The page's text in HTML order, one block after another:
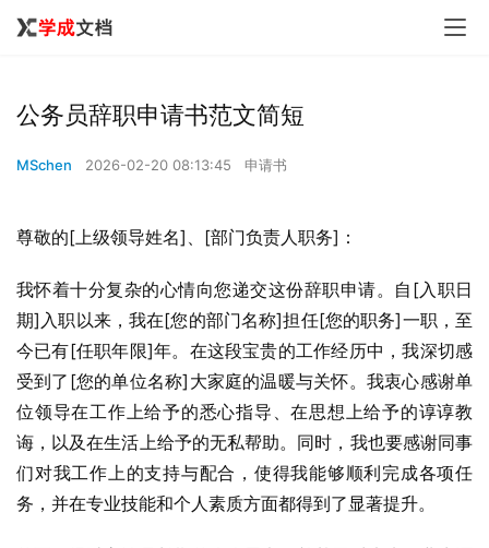
公务员辞职申请书范文简短
MSchen 2026-02-20 08:13:45 申请书
尊敬的[上级领导姓名]、[部门负责人职务]：
我怀着十分复杂的心情向您递交这份辞职申请。自[入职日
期]入职以来，我在[您的部门名称]担任[您的职务]一职，至
今已有[任职年限]年。在这段宝贵的工作经历中，我深切感
受到了[您的单位名称]大家庭的温暖与关怀。我衷心感谢单
位领导在工作上给予的悉心指导、在思想上给予的谆谆教
诲，以及在生活上给予的无私帮助。同时，我也要感谢同事
们对我工作上的支持与配合，使得我能够顺利完成各项任
务，并在专业技能和个人素质方面都得到了显著提升。